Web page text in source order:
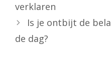
verklaren
Is je ontbijt de
de dag?